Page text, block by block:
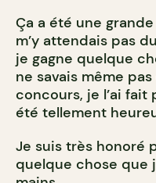
Ça a été une
m’y attendais pas
je gagne quelque
ne savais même
concours, je l’ai fait
été tellement
Je suis très honoré
quelque chose que